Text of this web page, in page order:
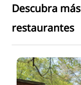
Descubra más
restaurantes